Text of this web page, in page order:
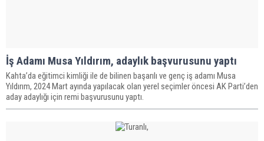
İş Adamı Musa Yıldırım, adaylık başvurusunu yaptı
Kahta’da eğitimci kimliği ile de bilinen başarılı ve genç iş adamı Musa
Yıldırım, 2024 Mart ayında yapılacak olan yerel seçimler öncesi AK Parti’den
aday adaylığı için remi başvurusunu yaptı.